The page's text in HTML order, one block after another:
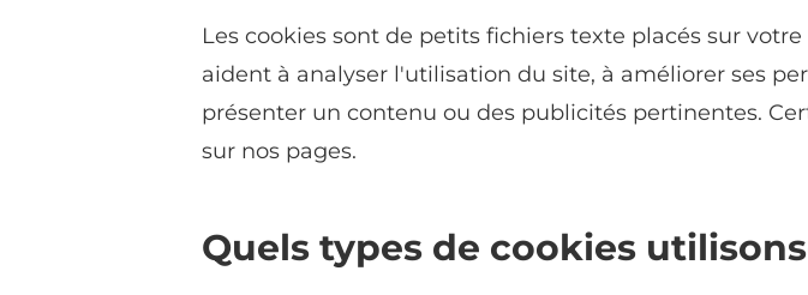
Les cookies sont de petits fichiers texte placés sur
aident à analyser l'utilisation du site, à améliorer ses
présenter un contenu ou des publicités pertinentes.
sur nos pages.
Quels types de cookies